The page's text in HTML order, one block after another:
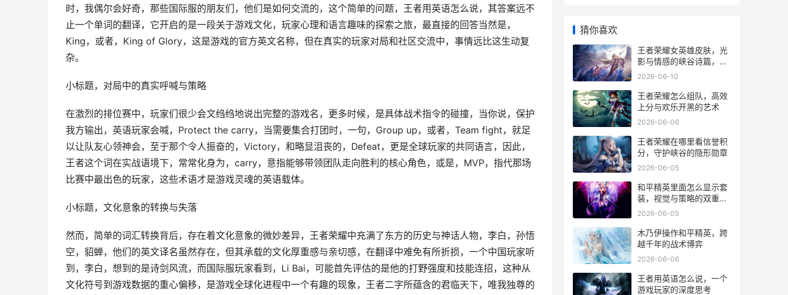
时，我偶尔会好奇，那些国际服的朋友们，他们是如何交流的，这个简单的问题，王者用英语怎么说，其答案远不
止一个单词的翻译，它开启的是一段关于游戏文化，玩家心理和语言趣味的探索之旅，最直接的回答当然是，
King，或者，King of Glory，这是游戏的官方英文名称，但在真实的玩家对局和社区交流中，事情远比这生动复
杂。
小标题，对局中的真实呼喊与策略
在激烈的排位赛中，玩家们很少会文绉绉地说出完整的游戏名，更多时候，是具体战术指令的碰撞，当你说，保护
我方输出，英语玩家会喊，Protect the carry，当需要集合打团时，一句，Group up，或者，Team fight，就足
以让队友心领神会，至于那个令人振奋的，Victory，和略显沮丧的，Defeat，更是全球玩家的共同语言，因此，
王者这个词在实战语境下，常常化身为，carry，意指能够带领团队走向胜利的核心角色，或是，MVP，指代那场
比赛中最出色的玩家，这些术语才是游戏灵魂的英语载体。
小标题，文化意象的转换与失落
然而，简单的词汇转换背后，存在着文化意象的微妙差异，王者荣耀中充满了东方的历史与神话人物，李白，孙悟
空，貂蝉，他们的英文译名虽然存在，但其承载的文化厚重感与亲切感，在翻译中难免有所折损，一个中国玩家听
到，李白，想到的是诗剑风流，而国际服玩家看到，Li Bai，可能首先评估的是他的打野强度和技能连招，这种从
文化符号到游戏数据的重心偏移，是游戏全球化进程中一个有趣的现象，王者二字所蕴含的君临天下，唯我独尊的
猜你喜欢
王者荣耀女英雄皮肤，光
影与情感的峡谷诗篇，副
标题，指尖绽放的虚拟美
2026-06-10
王者荣耀怎么组队，高效
上分与欢乐开黑的艺术
2026-06-06
王者荣耀在哪里看信誉积
分，守护峡谷的隐形勋章
2026-06-05
和平精英里面怎么显示套
装，视觉与策略的双重博
弈
2026-06-05
木乃伊操作和平精英，跨
越千年的战术博弈
2026-06-06
王者用英语怎么说，一个
游戏玩家的深度思考